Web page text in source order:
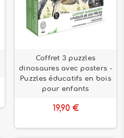
Coffret 3 puzzles
dinosaures avec posters -
Puzzles éducatifs en bois
pour enfants
19,90 €